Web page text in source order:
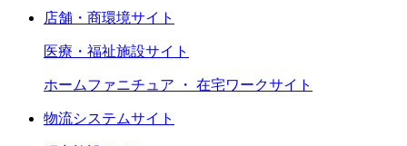
店舗・商環境サイト
医療・福祉施設サイト
ホームファニチュア ・ 在宅ワークサイト
物流システムサイト